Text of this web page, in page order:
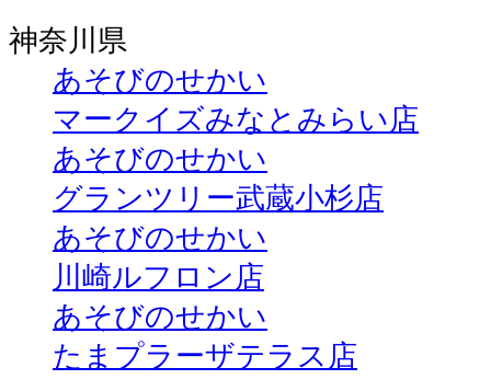
神奈川県
あそびのせかい
マークイズみなとみらい店
あそびのせかい
グランツリー武蔵小杉店
あそびのせかい
川崎ルフロン店
あそびのせかい
たまプラーザテラス店